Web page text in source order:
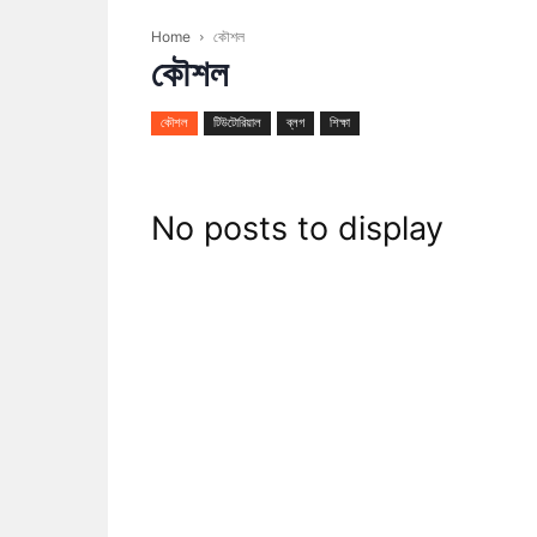
Home কৌশল
কৌশল
কৌশল টিউটোরিয়াল ব্লগ শিক্ষা
No posts to display